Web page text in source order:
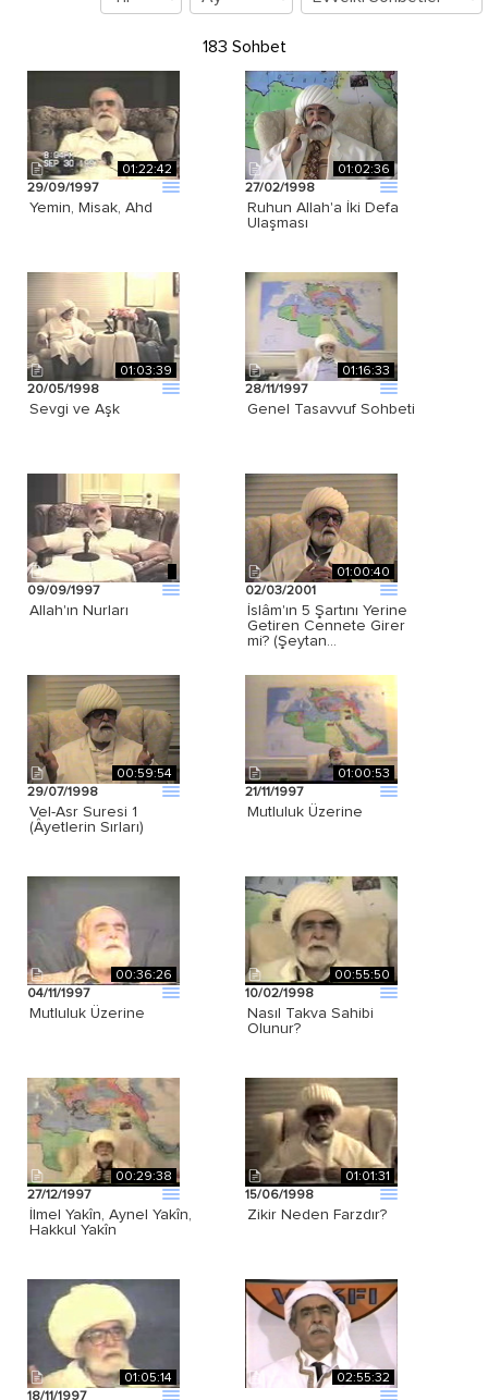
183 Sohbet
01:22:42
29/09/1997
Yemin, Misak, Ahd
01:02:36
27/02/1998
Ruhun Allah'a İki Defa
Ulaşması
01:03:39
20/05/1998
Sevgi ve Aşk
01:16:33
28/11/1997
Genel Tasavvuf Sohbeti
09/09/1997
Allah'ın Nurları
01:00:40
02/03/2001
İslâm'ın 5 Şartını Yerine
Getiren Cennete Girer
mi? (Şeytan…
00:59:54
29/07/1998
Vel-Asr Suresi 1
(Âyetlerin Sırları)
01:00:53
21/11/1997
Mutluluk Üzerine
00:36:26
04/11/1997
Mutluluk Üzerine
00:55:50
10/02/1998
Nasıl Takva Sahibi
Olunur?
00:29:38
27/12/1997
İlmel Yakîn, Aynel Yakîn,
Hakkul Yakîn
01:01:31
15/06/1998
Zikir Neden Farzdır?
01:05:14
18/11/1997
02:55:32